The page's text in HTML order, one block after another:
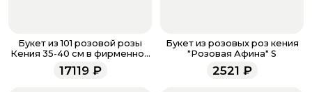
звоните по номеру телефона
напишите WhatsApp
+7 937 333-66-53. Наши
менеджеры работают ежедневно с 9.00 до 23.00 и
всегда рады проконсультировать вас.
Букет из 101 розовой розы
Кения 35-40 см в фирменной
упаковке
17119₽
Букет из розовых роз кения
"Розовая Афина" S
2521 ₽